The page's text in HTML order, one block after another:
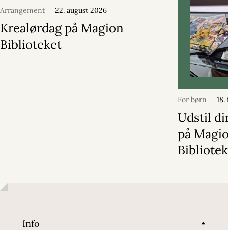
Arrangement 22. august 2026
Krealørdag på Magion
Biblioteket
For børn
Udstil
på
Info